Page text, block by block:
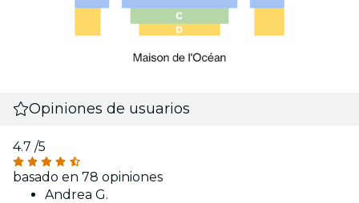
Opiniones de usuarios
4.7 /5
basado en 78 opiniones
Andrea G.